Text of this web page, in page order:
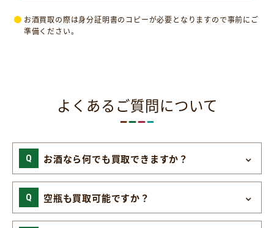
お酒買取の際は身分証明書のコピーが必要となりますので事前にご
準備ください。
よくあるご質問について
お酒なら何でも買取できますか？
空瓶も買取可能ですか？